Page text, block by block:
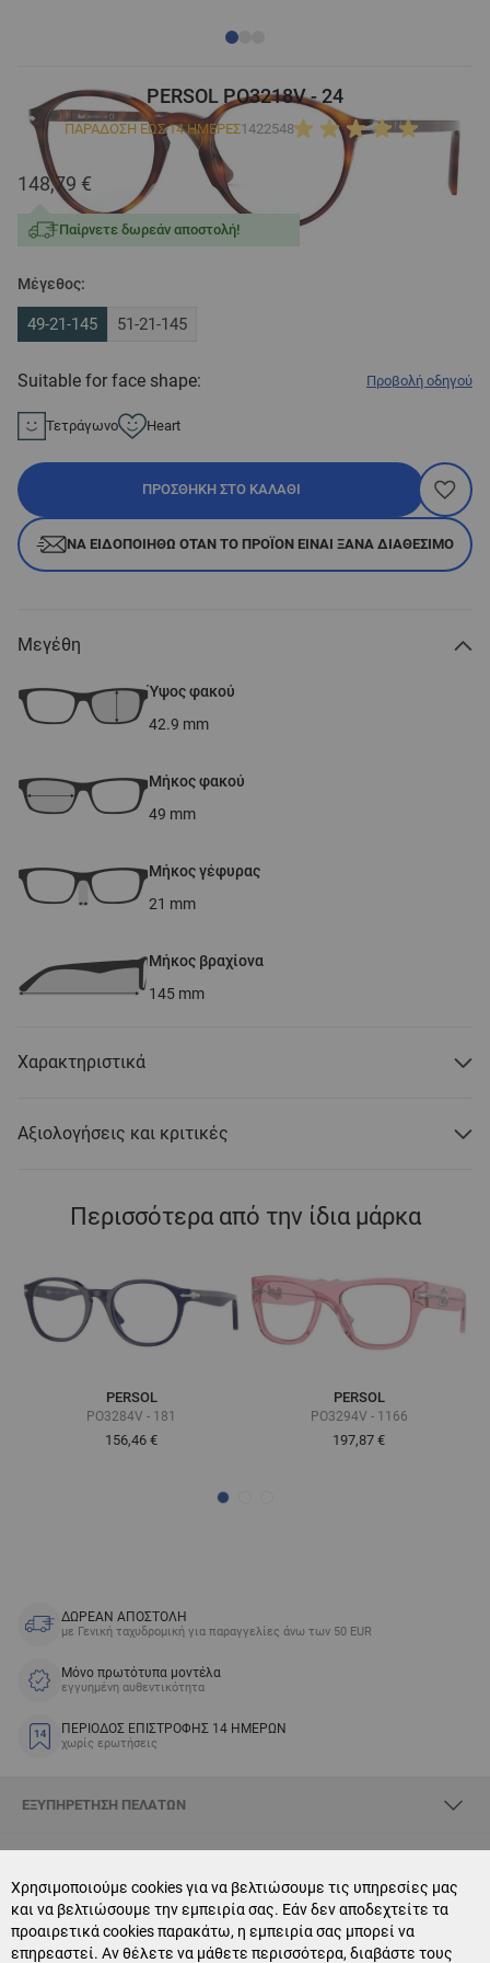
Χρησιμοποιούμε cookies για να βελτιώσουμε τις υπηρεσίες μας
και να βελτιώσουμε την εμπειρία σας. Εάν δεν αποδεχτείτε τα
προαιρετικά cookies παρακάτω, η εμπειρία σας μπορεί να
επηρεαστεί. Αν θέλετε να μάθετε περισσότερα, διαβάστε τους
PERSOL PO3218V - 24
ΠΑΡΑΔΟΣΗ ΕΩΣ 14 ΗΜΕΡΕΣ1422548
148,79 €
Παίρνετε δωρεάν αποστολή!
Μέγεθος:
49-21-145 51-21-145
Suitable for face shape: Προβολή οδηγού
Τετράγωνο Heart
ΠΡΟΣΘΉΚΗ ΣΤΟ ΚΑΛΆΘΙ
ΝΑ ΕΙΔΟΠΟΙΗΘΏ ΌΤΑΝ ΤΟ ΠΡΟΪΌΝ ΕΊΝΑΙ ΞΑΝΆ ΔΙΑΘΈΣΙΜΟ
Μεγέθη
Ύψος φακού
42.9 mm
Μήκος φακού
49 mm
Μήκος γέφυρας
21 mm
Μήκος βραχίονα
145 mm
Χαρακτηριστικά
Αξιολογήσεις και κριτικές
Περισσότερα από την ίδια μάρκα
PERSOL
PO3284V - 181
156,46 €
PERSOL
PO3294V - 1166
197,87 €
ΔΩΡΕΑΝ ΑΠΟΣΤΟΛΗ
με Γενική ταχυδρομική για παραγγελίες άνω των 50 EUR
Μόνο πρωτότυπα μοντέλα
εγγυημένη αυθεντικότητα
ΠΕΡΙΟΔΟΣ ΕΠΙΣΤΡΟΦΗΣ 14 ΗΜΕΡΩΝ
χωρίς ερωτήσεις
ΕΞΥΠΗΡΈΤΗΣΗ ΠΕΛΑΤΏΝ
CONTACT US